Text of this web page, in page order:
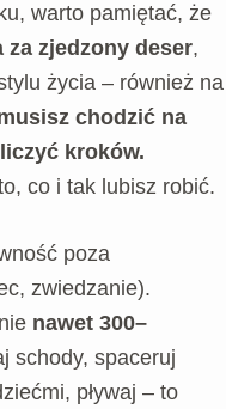
warto pamiętać, że
zjedzony deser,
życia – również na
chodzić na
kroków.
co i tak lubisz robić.
poza
zwiedzanie).
nawet 300–
schody, spaceruj
pływaj – to